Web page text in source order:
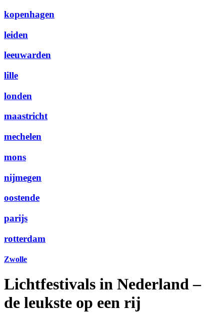
kopenhagen
leiden
leeuwarden
lille
londen
maastricht
mechelen
mons
nijmegen
oostende
parijs
rotterdam
Zwolle
Lichtfestivals in Nederland –
de leukste op een rij